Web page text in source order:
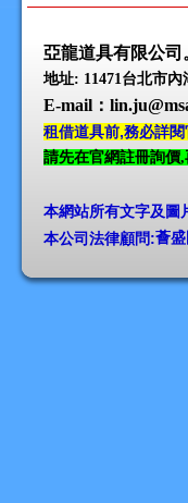
亞龍道具有限公司
地址: 11471台北市內
E-mail ：
租借道具前,務必詳
請先在官網註冊詢價
本網站所有文字及圖
本公司法律顧問:薈